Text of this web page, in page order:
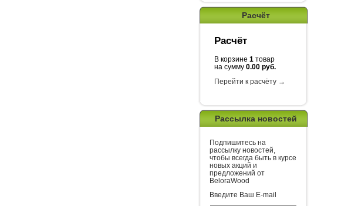
Расчёт
Расчёт
В корзине 1 товар
на сумму 0.00 руб.
Перейти к расчёту →
Рассылка новостей
Подпишитесь на
рассылку новостей,
чтобы всегда быть в курсе
новых акций и
предложений от
BeloraWood
Введите Ваш E-mail